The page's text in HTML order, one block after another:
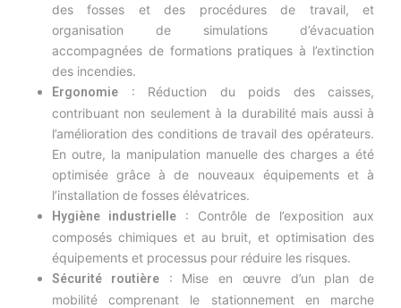
des fosses et des procédures de travail, et
organisation de simulations d’évacuation
accompagnées de formations pratiques à l’extinction
des incendies.
Ergonomie : Réduction du poids des caisses,
contribuant non seulement à la durabilité mais aussi à
l’amélioration des conditions de travail des opérateurs.
En outre, la manipulation manuelle des charges a été
optimisée grâce à de nouveaux équipements et à
l’installation de fosses élévatrices.
Hygiène industrielle: Contrôle de l’exposition aux
composés chimiques et au bruit, et optimisation des
équipements et processus pour réduire les risques.
Sécurité routière: Mise en œuvre d’un plan de
mobilité comprenant le stationnement en marche